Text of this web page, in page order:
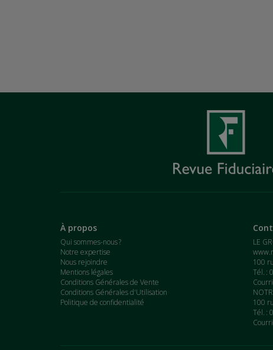
À propos
Qui sommes-nous ?
Notre expertise
Nous rejoindre
Mentions légales
Conditions Générales de Vente
Conditions Générales d'Utilisation
Politique de confidentialité
LE
100
Tél. :
100
Tél. :